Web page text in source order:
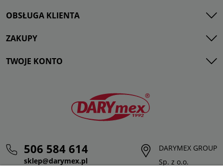
OBSŁUGA KLIENTA
ZAKUPY
TWOJE KONTO
506 584 614
sklep@darymex.pl
DARYMEX GROUP
Sp. z o.o.